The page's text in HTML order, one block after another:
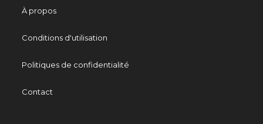
À propos
Conditions d'utilisation
Politiques de confidentialité
Contact